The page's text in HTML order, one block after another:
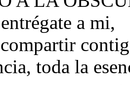
a mi,
toda la